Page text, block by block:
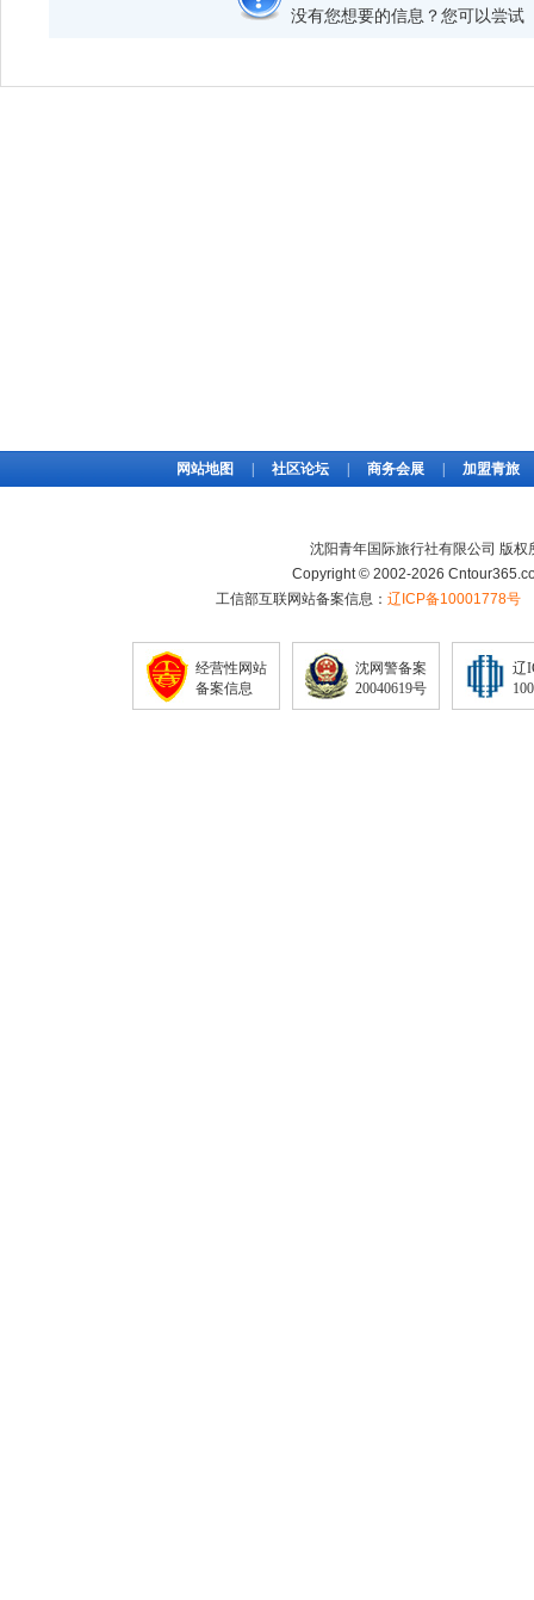
没有您想要的信息？您可以尝
网站地图 社区论坛 商务会展 加盟青旅
沈阳青年国际旅行社有限公司 版权
Copyright © 2002-2026
工信部互联网站备案信息： 辽ICP备10001778号
经营性网站
备案信息
沈网警备案
20040619号
辽